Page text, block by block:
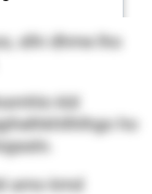
slhi dhme lho
kld
ho
amo kmd